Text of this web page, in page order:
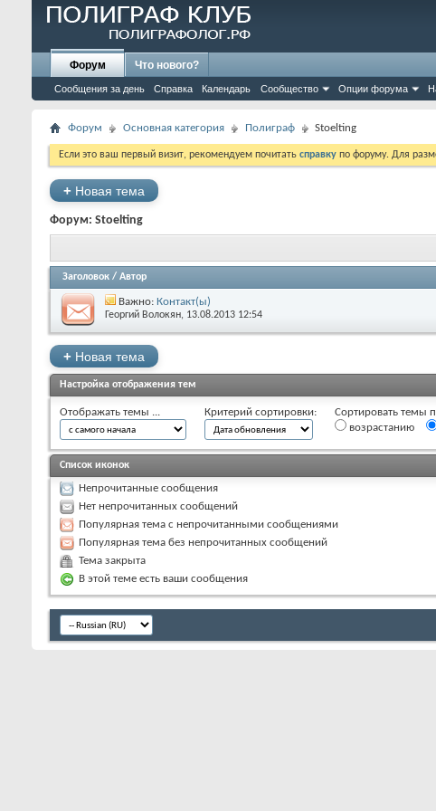
Форум
Сообщения за день Справка Календарь Сообщество Опции форума
Что нового?
Форум Основная категория Полиграф Stoelting
Если это ваш первый визит, рекомендуем почитать справку по форуму. Для
+ Новая тема
Форум: Stoelting
Заголовок / Автор
Важно: Контакт(ы)
Георгий Волокян‎, 13.08.2013 12:54
+ Новая тема
Настройка отображения тем
Отображать темы ... Критерий сортировки:
Сортировать темы
возрастанию
Список иконок
Непрочитанные сообщения
Нет непрочитанных сообщений
Популярная тема с непрочитанными сообщениями
Популярная тема без непрочитанных сообщений
Тема закрыта
В этой теме есть ваши сообщения